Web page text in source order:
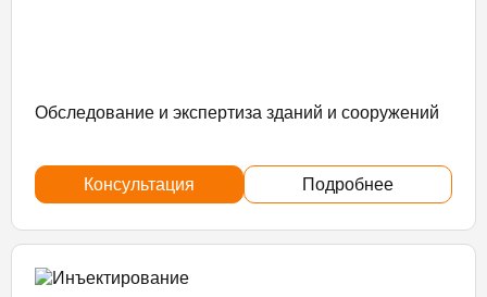
Обследование и экспертиза зданий и сооружений
Консультация Подробнее